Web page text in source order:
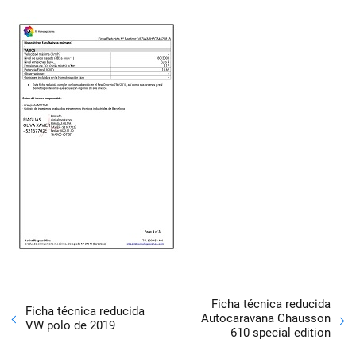
Ficha técnica reducida
VW polo de 2019
Ficha técnica reducida
Autocaravana Chausson
610 special edition